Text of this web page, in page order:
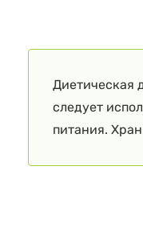
Диетическая
следует
питания.